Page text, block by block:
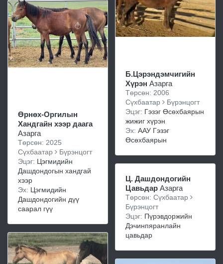
Өрнөх-Оргилын
Хандгайн хээр даага
Азарга
Төрсөн: 2025
Сүхбаатар
Бүрэнцогт
Эцэг: Цэгмидийн
Дашдондогын хандгай
хээр
Эх: Цэгмидийн
Дашдондогийн дүү
саарал гүү
Б.Цэрэндэмчигийн
Хүрэн Азарга
Төрсөн: 2006
Сүхбаатар
Бүрэнцогт
Эцэг: Гэзэг Өсөхбаярын
жижиг хүрэн
Эх: ААУ Гэзэг
Өсөхбаярын
Ц. Дашдондогийн
Цавьдар Азарга
Төрсөн: Сүхбаатар
Бүрэнцогт
Эцэг: Пүрэвдоржийн
Дэчинпяранлайн
цавьдар